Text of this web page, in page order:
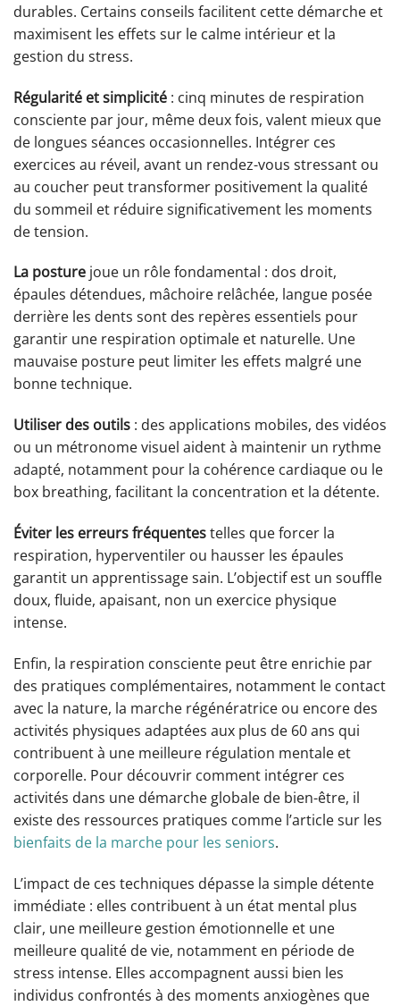
durables. Certains conseils facilitent cette démarche et
maximisent les effets sur le calme intérieur et la
gestion du stress.
Régularité et simplicité : cinq minutes de respiration
consciente par jour, même deux fois, valent mieux que
de longues séances occasionnelles. Intégrer ces
exercices au réveil, avant un rendez-vous stressant ou
au coucher peut transformer positivement la qualité
du sommeil et réduire significativement les moments
de tension.
La posture joue un rôle fondamental : dos droit,
épaules détendues, mâchoire relâchée, langue posée
derrière les dents sont des repères essentiels pour
garantir une respiration optimale et naturelle. Une
mauvaise posture peut limiter les effets malgré une
bonne technique.
Utiliser des outils : des applications mobiles, des vidéos
ou un métronome visuel aident à maintenir un rythme
adapté, notamment pour la cohérence cardiaque ou le
box breathing, facilitant la concentration et la détente.
Éviter les erreurs fréquentestelles que forcer la
respiration, hyperventiler ou hausser les épaules
garantit un apprentissage sain. L’objectif est un souffle
doux, fluide, apaisant, non un exercice physique
intense.
Enfin, la respiration consciente peut être enrichie par
des pratiques complémentaires, notamment le contact
avec la nature, la marche régénératrice ou encore des
activités physiques adaptées aux plus de 60 ans qui
contribuent à une meilleure régulation mentale et
corporelle. Pour découvrir comment intégrer ces
activités dans une démarche globale de bien-être, il
existe des ressources pratiques comme l’article sur les
bienfaits de la marche pour les seniors.
L’impact de ces techniques dépasse la simple détente
immédiate : elles contribuent à un état mental plus
clair, une meilleure gestion émotionnelle et une
meilleure qualité de vie, notamment en période de
stress intense. Elles accompagnent aussi bien les
individus confrontés à des moments anxiogènes que